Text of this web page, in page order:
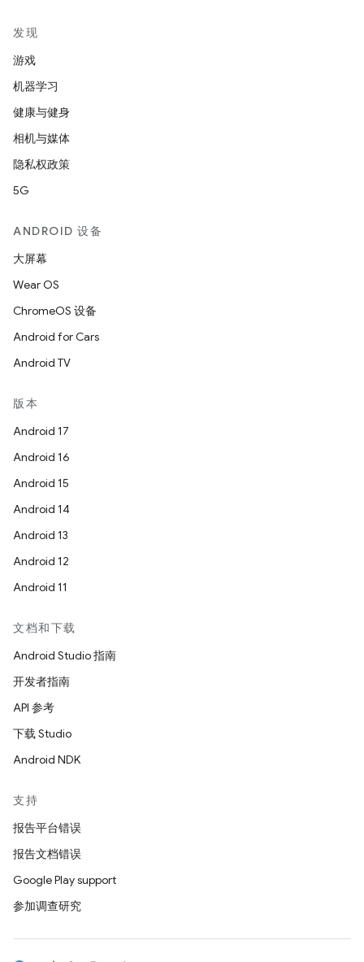
发现
游戏
机器学习
健康与健身
相机与媒体
隐私权政策
5G
ANDROID 设备
大屏幕
Wear OS
ChromeOS 设备
Android for Cars
Android TV
版本
Android 17
Android 16
Android 15
Android 14
Android 13
Android 12
Android 11
文档和下载
Android Studio 指南
开发者指南
API 参考
下载 Studio
Android NDK
支持
报告平台错误
报告文档错误
Google Play support
参加调查研究